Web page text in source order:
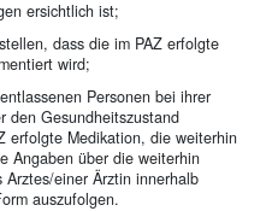
ersichtlich ist;
dass die im PAZ erfolgte
wird;
Personen bei ihrer
den Gesundheitszustand
erfolgte Medikation, die weiterhin
Angaben über die weiterhin
einer Ärztin innerhalb
auszufolgen.